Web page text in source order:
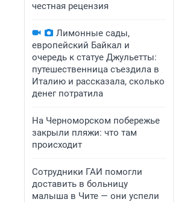
честная рецензия
Лимонные сады,
европейский Байкал и
очередь к статуе Джульетты:
путешественница съездила в
Италию и рассказала, сколько
денег потратила
На Черноморском побережье
закрыли пляжи: что там
происходит
Сотрудники ГАИ помогли
доставить в больницу
малыша в Чите — они успели